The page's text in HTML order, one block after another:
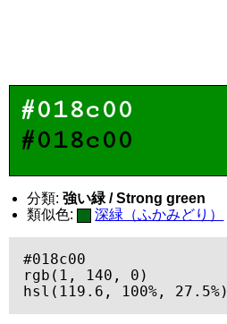
#018c00
#018c00
分類: 強い緑 / Strong green
類似色:
深緑（ふかみどり）
#018c00
rgb(1, 140, 0)
hsl(119.6, 100%, 27.5%)